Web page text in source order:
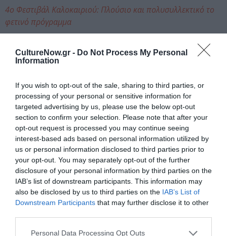
CultureNow.gr - Do Not Process My Personal
Information
If you wish to opt-out of the sale, sharing to third parties, or
processing of your personal or sensitive information for
targeted advertising by us, please use the below opt-out
section to confirm your selection. Please note that after your
opt-out request is processed you may continue seeing
interest-based ads based on personal information utilized by
us or personal information disclosed to third parties prior to
your opt-out. You may separately opt-out of the further
disclosure of your personal information by third parties on the
IAB’s list of downstream participants. This information may
also be disclosed by us to third parties on the IAB’s List of
Downstream Participants that may further disclose it to other
Personal Data Processing Opt Outs
4ο Φεστιβάλ Καλοκαιριού: Πλούσιο και πολυσυλλεκτικό το
φετινό πρόγραμμα
Ταυτότητα Εκδήλωσης
24/07/2023
22:00
Τοποθεσία:
Θέατρο Κήπου, Τσιμισκή 153, Θεσσαλονίκη
Θέατρο Κήπου
Eισιτήρια: